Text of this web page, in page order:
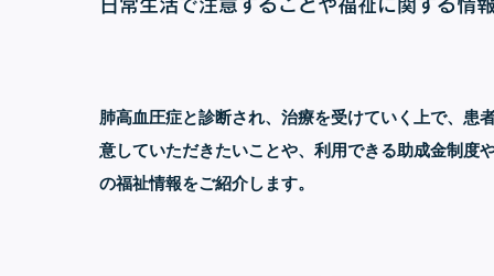
日常生活で注意することや福祉に関する情
肺高血圧症と診断され、治療を受けていく上で、患
意していただきたいことや、利用できる助成金制度
の福祉情報をご紹介します。